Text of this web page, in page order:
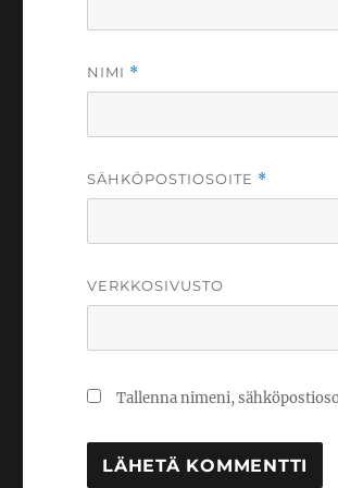
NIMI *
SÄHKÖPOSTIOSOITE *
VERKKOSIVUSTO
Tallenna nimeni,